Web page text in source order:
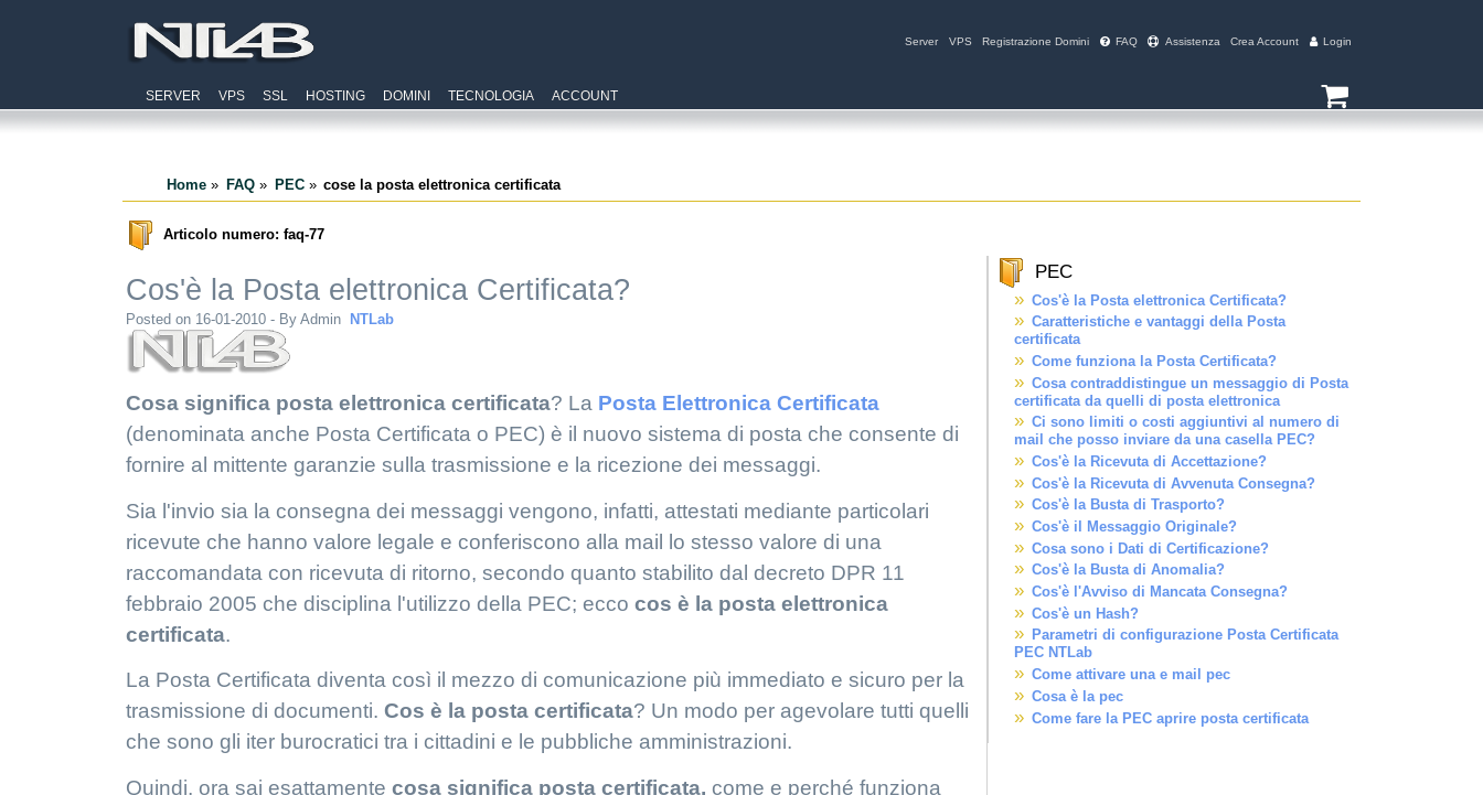
Server VPS Registrazione Domini FAQ Assistenza Crea Account Login
SERVER VPS SSL HOSTING DOMINI TECNOLOGIA ACCOUNT
Home FAQ PEC cose la posta elettronica certificata
Articolo numero: faq-77
Cos'è la Posta elettronica Certificata?
Posted on 16-01-2010 - ByAdmin NTLab
Cosa significa posta elettronica certificata? La Posta Elettronica Certificata
(denominata anche Posta Certificata o PEC) è il nuovo sistema di posta che consente di
fornire al mittente garanzie sulla trasmissione e la ricezione dei messaggi.
Sia l'invio sia la consegna dei messaggi vengono, infatti, attestati mediante particolari
ricevute che hanno valore legale e conferiscono alla mail lo stesso valore di una
raccomandata con ricevuta di ritorno, secondo quanto stabilito dal decreto DPR 11
febbraio 2005 che disciplina l'utilizzo della PEC; eccocos è la posta elettronica
certificata.
La Posta Certificata diventa così il mezzo di comunicazione più immediato e sicuro per la
trasmissione di documenti.Cos è la posta certificata? Un modo per agevolare tutti quelli
che sono gli iter burocratici tra i cittadini e le pubbliche amministrazioni.
Quindi, ora sai esattamentecosa significa posta certificata, come e perché funziona
PEC
Cos'è la Posta elettronica Certificata?
Caratteristiche e vantaggi della Posta
certificata
Come funziona la Posta Certificata?
Cosa contraddistingue un messaggio di Posta
certificata da quelli di posta elettronica
Ci sono limiti o costi aggiuntivi al numero di
mail che posso inviare da una casella PEC?
Cos'è la Ricevuta di Accettazione?
Cos'è la Ricevuta di Avvenuta Consegna?
Cos'è la Busta di Trasporto?
Cos'è il Messaggio Originale?
Cosa sono i Dati di Certificazione?
Cos'è la Busta di Anomalia?
Cos'è l'Avviso di Mancata Consegna?
Cos'è un Hash?
Parametri di configurazione Posta Certificata
PEC NTLab
Come attivare una e mail pec
Cosa è la pec
Come fare la PEC aprire posta certificata